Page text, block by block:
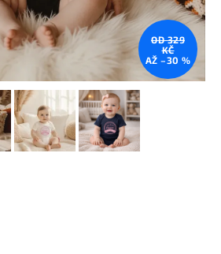
OD 329
KČ
AŽ –30 %